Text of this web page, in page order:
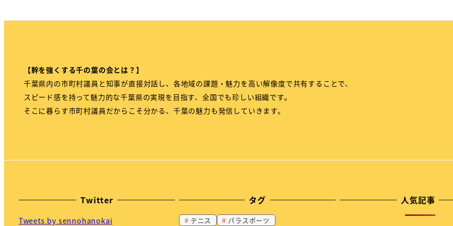
【幹を強くする千の葉の会とは？】
千葉県内の市町村議員と知事が直接対話し、各地域の課題・魅力を高い解像度で共有することで、
スピード感を持って魅力的な千葉県の実現を目指す、全国でも珍しい組織です。
そこに暮らす市町村議員だからこそ分かる、千葉の魅力も発信していきます。
Twitter
Tweets by sennohanokai
タグ
テニス パラスポーツ
人気記事